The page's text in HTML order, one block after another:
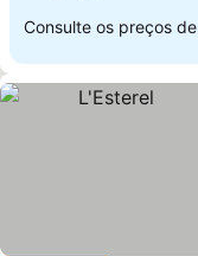
Consulte os preços de